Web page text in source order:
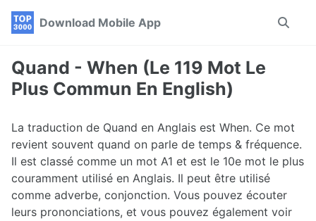
Skip
navigation
Skip
Skip
Download Mobile App
Toggle
Quand - When (Le 119 Mot Le
Plus Commun En English)
La traduction de Quand en Anglais est When. Ce mot
revient souvent quand on parle de temps & fréquence.
Il est classé comme un mot A1 et est le 10e mot le plus
couramment utilisé en Anglais. Il peut être utilisé
comme adverbe, conjonction. Vous pouvez écouter
leurs prononciations, et vous pouvez également voir